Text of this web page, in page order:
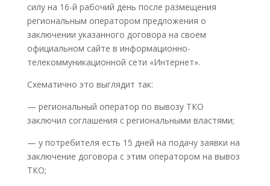
силу на 16-й рабочий день после размещения
региональным оператором предложения о
заключении указанного договора на своем
официальном сайте в информационно-
телекоммуникационной сети «Интернет».
Схематично это выглядит так:
— региональный оператор по вывозу ТКО
заключил соглашения с региональными властями;
— у потребителя есть 15 дней на подачу заявки на
заключение договора с этим оператором на вывоз
ТКО;